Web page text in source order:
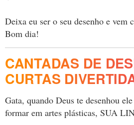
Deixa eu ser o seu desenho e vem
Bom dia!
CANTADAS DE
CURTAS
Gata, quando Deus te desenhou
formar em artes plásticas, SUA